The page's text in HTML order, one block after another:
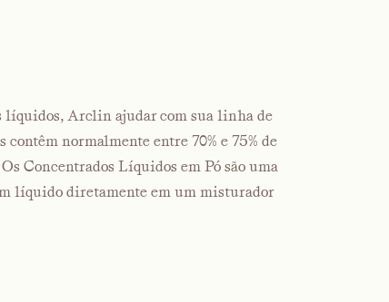
líquidos, Arclin ajudar com sua linha de
normalmente entre 70% e 75% de
Concentrados Líquidos em Pó são uma
líquido diretamente em um misturador